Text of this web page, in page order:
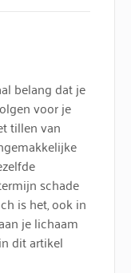
belang dat je
voor je
tillen van
schade
is het, ook in
je lichaam
dit artikel